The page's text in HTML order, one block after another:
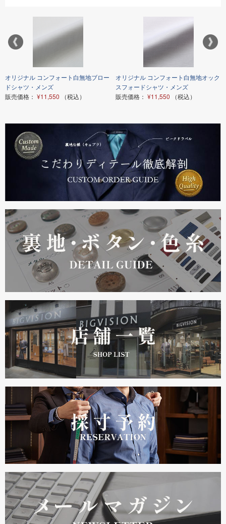
オリジナル コンフォート白無地ブロー
ドシャツ・メンズ
販売価格： ¥11,550 （税込）
オリジナル コンフォート白無地オック
スフォードシャツ・メンズ
販売価格： ¥11,550 （税込）